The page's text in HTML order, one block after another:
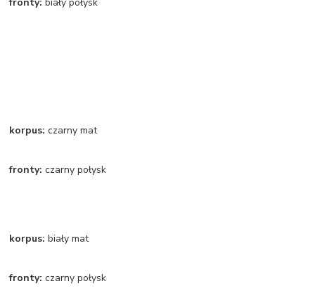
fronty: biały połysk
korpus: czarny mat
fronty: czarny połysk
korpus: biały mat
fronty: czarny połysk